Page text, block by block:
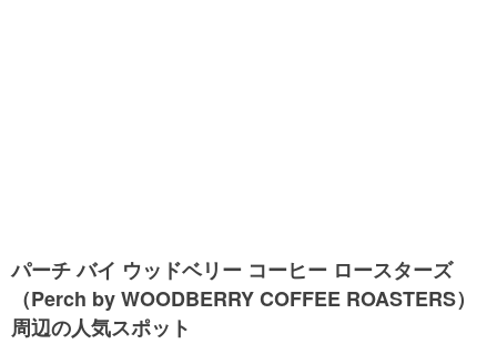
パーチ バイ ウッドベリー コーヒー ロースターズ
（Perch by WOODBERRY COFFEE ROASTERS）
周辺の人気スポット